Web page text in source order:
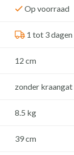
Op voorraad
1 tot 3 dagen
12 cm
zonder kraangat
8.5 kg
39 cm